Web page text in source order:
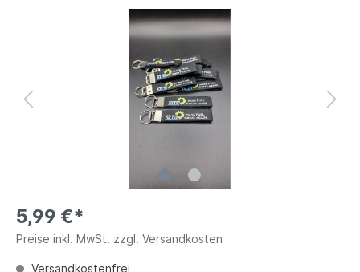
5,99 €*
Preise inkl. MwSt. zzgl. Versandkosten
Versandkostenfrei